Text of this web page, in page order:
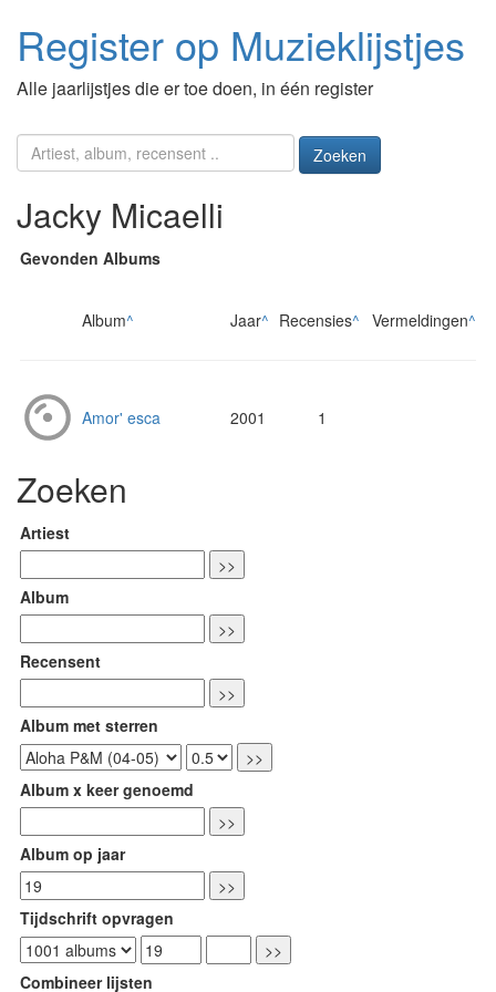
Register op Muzieklijstjes
Alle jaarlijstjes die er toe doen, in één register
Zoeken
Jacky Micaelli
Gevonden Albums
Album^ Jaar^ Recensies^ Vermeldingen^
Amor' esca 2001 1
Zoeken
Artiest
Album
Recensent
Album met sterren
Album x keer genoemd
Album op jaar
Tijdschrift opvragen
Combineer lijsten